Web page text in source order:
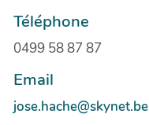
Téléphone
0499 58 87 87
Email
jose.hache@skynet.be